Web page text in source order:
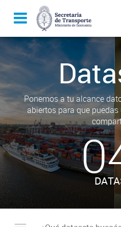
Ponemos a tu alcance
abiertos para que